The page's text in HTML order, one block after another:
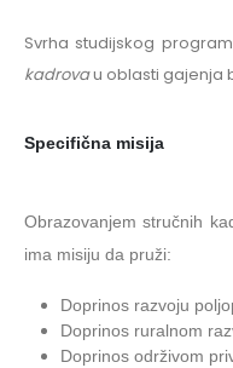
Svrha studijskog
kadrovau oblasti gajenja
Specifična misija
Obrazovanjem stručnih
ima misiju da pruži:
Doprinos razvoju
Doprinos ruralnom
Doprinos održivom